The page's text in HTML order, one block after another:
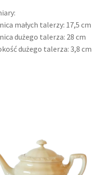
małych talerzy: 17,5 cm
dużego talerza: 28 cm
dużego talerza: 3,8 cm